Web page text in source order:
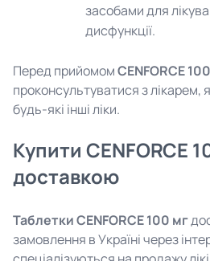
засобами для
дисфункції.
Перед прийомомCENFORCE 100
проконсультуватися з
будь-які інші ліки.
Купити CENFORCE
доставкою
Таблетки CENFORCE 100 мг
замовлення в Україні через